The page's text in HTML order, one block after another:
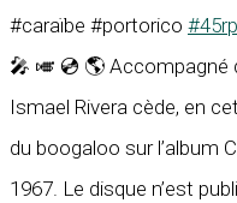
#caraïbe #portorico
🎤 🎺 💿 🌎 Accompagné
Ismael Rivera cède, en
du boogaloo sur l’album
1967. Le disque n’est